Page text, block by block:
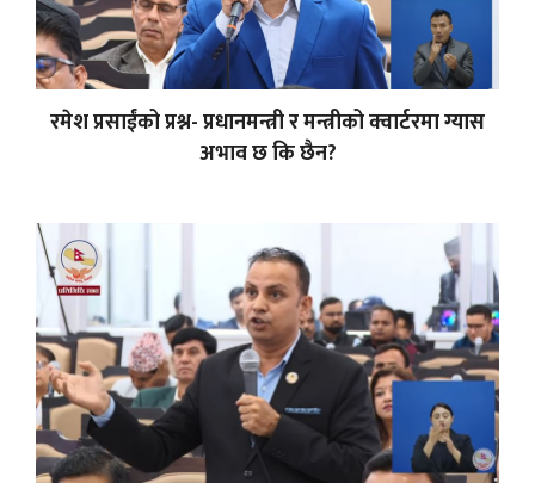
रमेश प्रसाईंको प्रश्न- प्रधानमन्त्री र मन्त्रीको क्वार्टरमा ग्यास
अभाव छ कि छैन?